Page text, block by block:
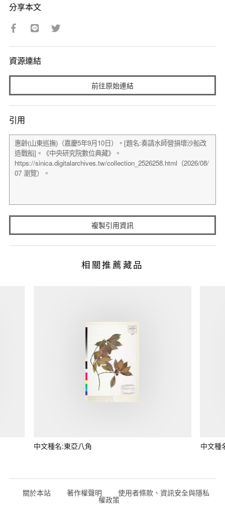
分享本文
資源連結
前往原始連結
引用
複製引用資訊
相關推薦藏品
中文種名:東亞八角 中文種
關於本站 著作權聲明 使用者條款、資訊安全與隱私
權政策